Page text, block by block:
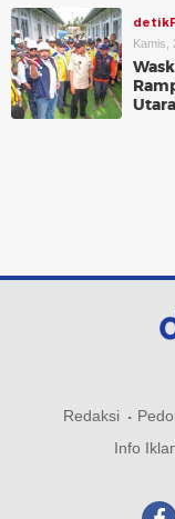
Kamis,
Utara
Redaksi
Info